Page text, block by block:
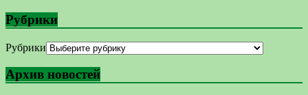
Рубрики
Рубрики
Архив новостей